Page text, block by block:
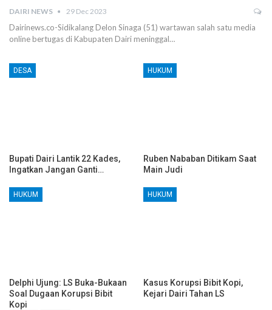
DAIRI NEWS 29 Dec 2023
Dairinews.co-Sidikalang Delon Sinaga (51) wartawan salah satu media
online bertugas di Kabupaten Dairi meninggal…
DESA
Bupati Dairi Lantik 22 Kades,
Ingatkan Jangan Ganti…
HUKUM
Ruben Nababan Ditikam Saat
Main Judi
HUKUM
Delphi Ujung: LS Buka-Bukaan
Soal Dugaan Korupsi Bibit
Kopi
HUKUM
Kasus Korupsi Bibit Kopi,
Kejari Dairi Tahan LS